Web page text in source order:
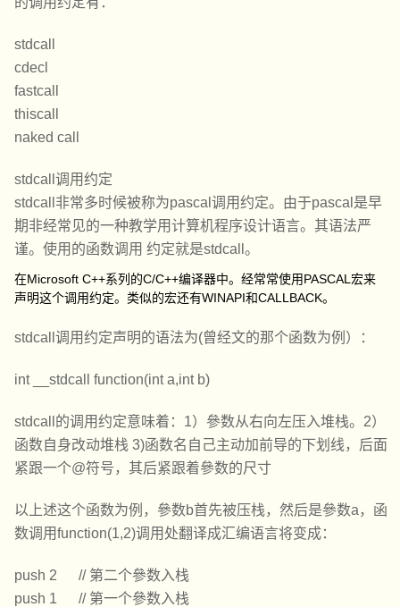
stdcall
cdecl
fastcall
thiscall
naked call
stdcall调用约定
stdcall非常多时候被称为pascal调用约定。由于pascal是早
期非经常见的一种教学用计算机程序设计语言。其语法严
谨。使用的函数调用 约定就是stdcall。
在Microsoft C++系列的C/C++编译器中。经常常使用PASCAL宏来
声明这个调用约定。类似的宏还有WINAPI和CALLBACK。
stdcall调用约定声明的语法为(曾经文的那个函数为例）：
int __stdcall function(int a,int b)
stdcall的调用约定意味着：1）參数从右向左压入堆栈。2）
函数自身改动堆栈 3)函数名自己主动加前导的下划线，后面
紧跟一个@符号，其后紧跟着參数的尺寸
以上述这个函数为例，參数b首先被压栈，然后是參数a，函
数调用function(1,2)调用处翻译成汇编语言将变成：
push 2 // 第二个參数入栈
push 1 // 第一个參数入栈